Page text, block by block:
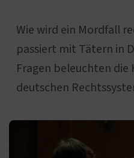
Wie wird ein Mordfall
passiert mit Tätern in
Fragen beleuchten
deutschen